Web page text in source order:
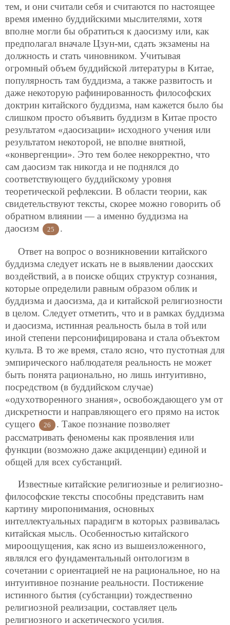
тем, и они считали себя и считаются по настоящее
время именно буддийскими мыслителями, хотя
вполне могли бы обратиться к даосизму или, как
предполагал вначале Цзун-ми, сдать экзамены на
должность и стать чиновником. Учитывая
огромный объем буддийской литературы в Китае,
популярность там буддизма, а также развитость и
даже некоторую рафинированность философских
доктрин китайского буддизма, нам кажется было бы
слишком просто объявить буддизм в Китае просто
результатом «даосизации» исходного учения или
результатом некоторой, не вполне внятной,
«конвергенции». Это тем более некорректно, что
сам даосизм так никогда и не поднялся до
соответствующего буддийскому уровня
теоретической рефлексии. В области теории, как
свидетельствуют тексты, скорее можно говорить об
обратном влиянии — а именно буддизма на
даосизм
25 .
Ответ на вопрос о возникновении китайского
буддизма следует искать не в выявлении даосских
воздействий, а в поиске общих структур сознания,
которые определили равным образом облик и
буддизма и даосизма, да и китайской религиозности
в целом. Следует отметить, что и в рамках буддизма
и даосизма, истинная реальность была в той или
иной степени персонифицирована и стала объектом
культа. В то же время, стало ясно, что пустотная для
эмпирического наблюдателя реальность не может
быть понята рационально, но лишь интуитивно,
посредством (в буддийском случае)
«одухотворенного знания», освобождающего ум от
дискретности и направляющего его прямо на исток
сущего
26
. Такое познание позволяет
рассматривать феномены как проявления или
функции (возможно даже акциденции) единой и
общей для всех субстанций.
Известные китайские религиозные и религиозно-
философские тексты способны представить нам
картину миропонимания, основных
интеллектуальных парадигм в которых развивалась
китайская мысль. Особенностью китайского
мироощущения, как ясно из вышеизложенного,
являлся его фундаментальный онтологизм в
сочетании с ориентацией не на рациональное, но на
интуитивное познание реальности. Постижение
истинного бытия (субстанции) тождественно
религиозной реализации, составляет цель
религиозного и аскетического усилия.